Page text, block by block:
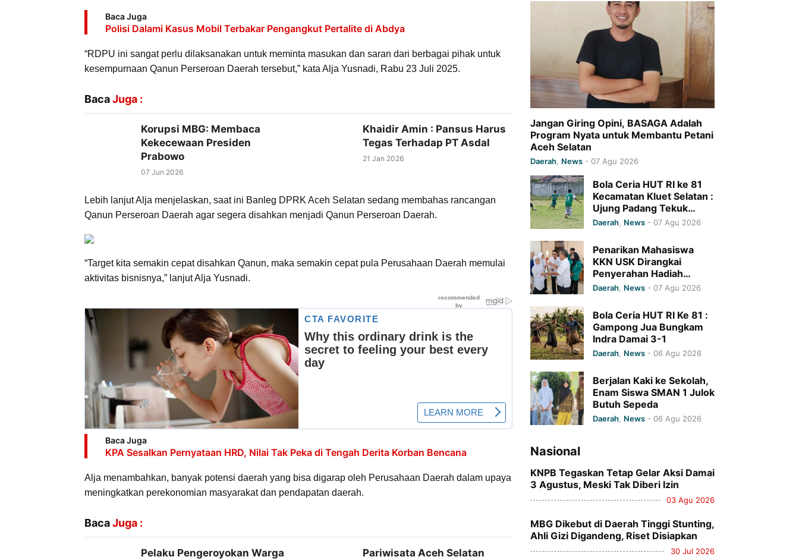
Baca Juga
Polisi Dalami Kasus Mobil Terbakar Pengangkut Pertalite di Abdya
“RDPU ini sangat perlu dilaksanakan untuk meminta masukan dan saran dari berbagai pihak untuk
kesempurnaan Qanun Perseroan Daerah tersebut,” kata Alja Yusnadi, Rabu 23 Juli 2025.
BacaJuga :
Korupsi MBG: Membaca
Kekecewaan Presiden
Prabowo
07 Jun 2026
Khaidir Amin : Pansus Harus
Tegas Terhadap PT Asdal
21 Jan 2026
Lebih lanjut Alja menjelaskan, saat ini Banleg DPRK Aceh Selatan sedang membahas rancangan
Qanun Perseroan Daerah agar segera disahkan menjadi Qanun Perseroan Daerah.
“Target kita semakin cepat disahkan Qanun, maka semakin cepat pula Perusahaan Daerah memulai
aktivitas bisnisnya,” lanjut Alja Yusnadi.
Baca Juga
KPA Sesalkan Pernyataan HRD, Nilai Tak Peka di Tengah Derita Korban Bencana
Alja menambahkan, banyak potensi daerah yang bisa digarap oleh Perusahaan Daerah dalam upaya
meningkatkan perekonomian masyarakat dan pendapatan daerah.
BacaJuga :
Pelaku Pengeroyokan Warga
Pariwisata Aceh Selatan
Jangan Giring Opini, BASAGA Adalah
Program Nyata untuk Membantu Petani
Aceh Selatan
Daerah News - 07 Agu 2026
Bola Ceria HUT RI ke 81
Kecamatan Kluet Selatan :
Ujung Padang Tekuk
Gampong Kapeh 7-0
Daerah News - 07 Agu 2026
Penarikan Mahasiswa
KKN USK Dirangkai
Penyerahan Hadiah
Lomba Cerdas Cermat,
Juara I
Daerah News - 07 Agu 2026
Bola Ceria HUT RI Ke 81 :
Gampong Jua Bungkam
Indra Damai 3-1
Daerah News - 06 Agu 2026
Berjalan Kaki ke Sekolah,
Enam Siswa SMAN 1 Julok
Butuh Sepeda
Daerah News - 06 Agu 2026
Nasional
KNPB Tegaskan Tetap Gelar Aksi Damai
3 Agustus, Meski Tak Diberi Izin
03 Agu 2026
MBG Dikebut di Daerah Tinggi Stunting,
Ahli Gizi Digandeng, Riset Disiapkan
30 Jul 2026